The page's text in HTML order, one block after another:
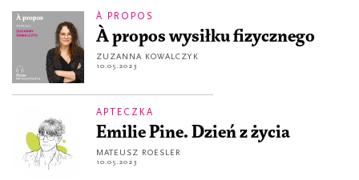
À PROPOS
À propos wysiłku fizycznego
ZUZANNA KOWALCZYK
10.05.2023
APTECZKA
Emilie Pine. Dzień z życia
MATEUSZ ROESLER
10.05.2023